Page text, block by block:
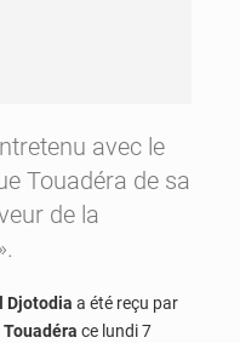
avec le
Touadéra de sa
de la
Djotodia a été reçu par
ce lundi 7